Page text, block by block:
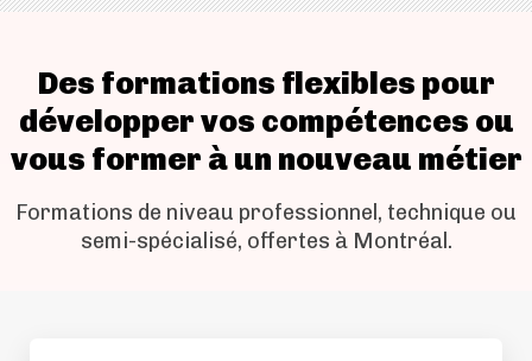
Des formations flexibles pour
développer vos compétences ou
vous former à un nouveau métier
Formations de niveau professionnel, technique ou
semi-spécialisé, offertes à Montréal.